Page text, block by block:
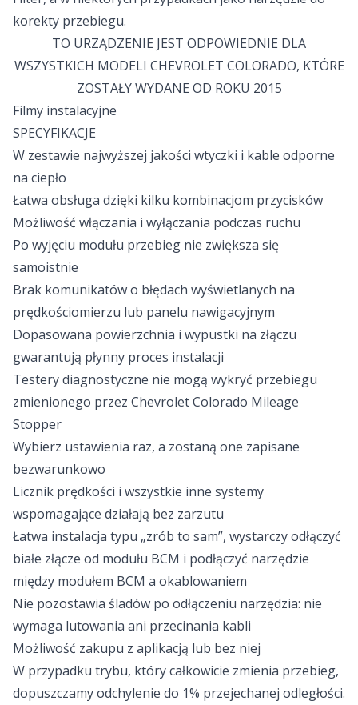
korekty przebiegu.
TO URZĄDZENIE JEST ODPOWIEDNIE DLA
WSZYSTKICH MODELI CHEVROLET COLORADO, KTÓRE
ZOSTAŁY WYDANE OD ROKU 2015
Filmy instalacyjne
SPECYFIKACJE
W zestawie najwyższej jakości wtyczki i kable odporne
na ciepło
Łatwa obsługa dzięki kilku kombinacjom przycisków
Możliwość włączania i wyłączania podczas ruchu
Po wyjęciu modułu przebieg nie zwiększa się
samoistnie
Brak komunikatów o błędach wyświetlanych na
prędkościomierzu lub panelu nawigacyjnym
Dopasowana powierzchnia i wypustki na złączu
gwarantują płynny proces instalacji
Testery diagnostyczne nie mogą wykryć przebiegu
zmienionego przez Chevrolet Colorado Mileage
Stopper
Wybierz ustawienia raz, a zostaną one zapisane
bezwarunkowo
Licznik prędkości i wszystkie inne systemy
wspomagające działają bez zarzutu
Łatwa instalacja typu „zrób to sam”, wystarczy odłączyć
białe złącze od modułu BCM i podłączyć narzędzie
między modułem BCM a okablowaniem
Nie pozostawia śladów po odłączeniu narzędzia: nie
wymaga lutowania ani przecinania kabli
Możliwość zakupu z aplikacją lub bez niej
W przypadku trybu, który całkowicie zmienia przebieg,
dopuszczamy odchylenie do 1% przejechanej odległości.